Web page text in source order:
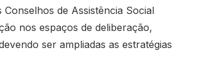
de Assistência Social
nos espaços de deliberação,
ser ampliadas as estratégias